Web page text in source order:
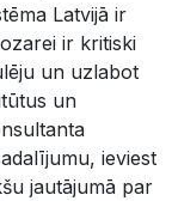
Latvijā ir
ir kritiski
un uzlabot
un
ieviest
jautājumā par